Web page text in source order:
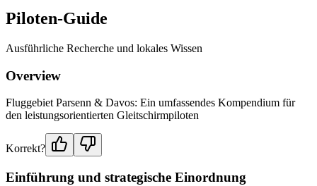
Piloten-Guide
Ausführliche Recherche und lokales Wissen
Overview
Fluggebiet Parsenn & Davos: Ein umfassendes Kompendium für
den leistungsorientierten Gleitschirmpiloten
Korrekt?
Einführung und strategische Einordnung